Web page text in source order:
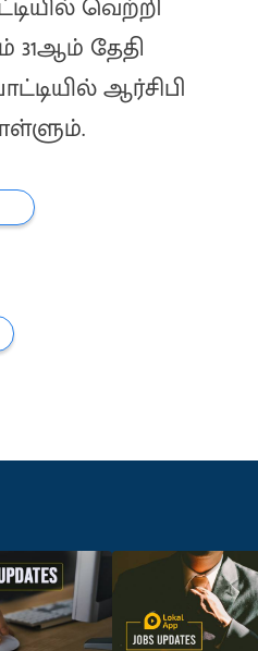
வெற்றி
31ஆம் தேதி
ஆர்சிபி